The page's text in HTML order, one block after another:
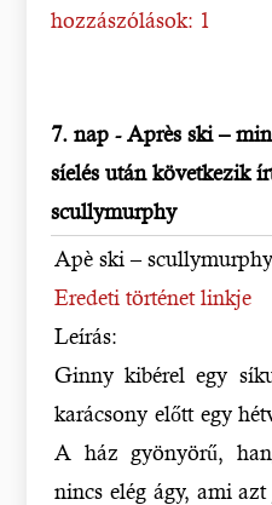
hozzászólások: 1
7. nap - Après ski –
síelés után következik
scullymurphy
Apè ski – scullymurphy
Eredeti történet linkje
Leírás:
Ginny kibérel egy
karácsony előtt egy
A ház gyönyörű,
nincs elég ágy, ami